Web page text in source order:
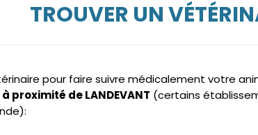
TROUVER UN
pour faire suivre médicalement votre
proximité de LANDEVANT (certains